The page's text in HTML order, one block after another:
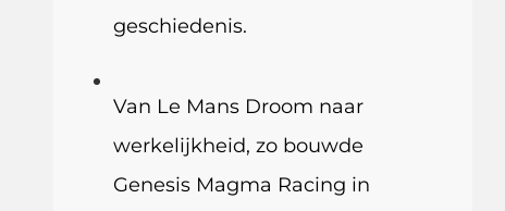
geschiedenis.
Van Le Mans Droom naar
werkelijkheid, zo bouwde
Genesis Magma Racing in